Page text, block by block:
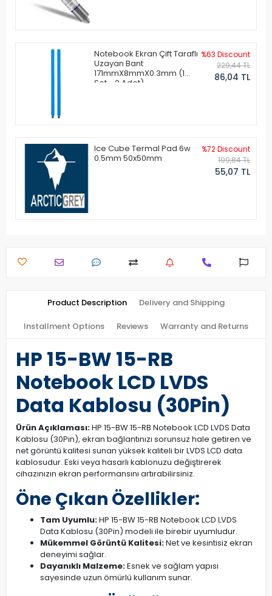
Notebook Ekran Çift Taraflı
Uzayan Bant
171mmX8mmX0.3mm (1
Set - 2 Adet)
%63 Discount
229,44 TL
86,04 TL
Ice Cube Termal Pad 6w
0.5mm 50x50mm
%72 Discount
199,84 TL
55,07 TL
Product Description Delivery and Shipping
Installment Options Reviews Warranty and Returns
HP 15-BW 15-RB
Notebook LCD LVDS
Data Kablosu (30Pin)
Ürün Açıklaması:HP 15-BW 15-RB Notebook LCD LVDS Data
Kablosu (30Pin), ekran bağlantınızı sorunsuz hale getiren ve
net görüntü kalitesi sunan yüksek kaliteli bir LVDS LCD data
kablosudur. Eski veya hasarlı kablonuzu değiştirerek
cihazınızın ekran performansını artırabilirsiniz.
Öne Çıkan Özellikler:
Tam Uyumlu:HP 15-BW 15-RB Notebook LCD LVDS
Data Kablosu (30Pin) modeli ile birebir uyumludur.
Mükemmel Görüntü Kalitesi:Net ve kesintisiz ekran
deneyimi sağlar.
Dayanıklı Malzeme:Esnek ve sağlam yapısı
sayesinde uzun ömürlü kullanım sunar.